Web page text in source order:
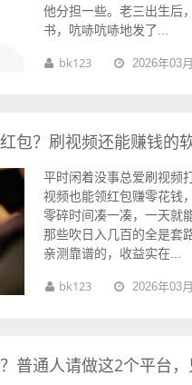
他分担一些。老三出生后
书，吭哧吭哧地发了...
bk123 2026年03
包？刷视频还能赚钱的
平时闲着没事总爱刷视频
视频也能领红包赚零花钱
零碎时间凑一凑，一天就
那些吹日入几百的全是套
亲测靠谱的，收益实在...
bk123 2026年03
普通人请做这2个平台，